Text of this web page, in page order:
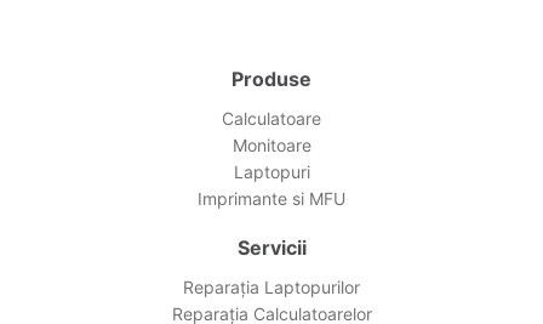
Produse
Calculatoare
Monitoare
Laptopuri
Imprimante si MFU
Servicii
Reparația Laptopurilor
Reparația Calculatoarelor